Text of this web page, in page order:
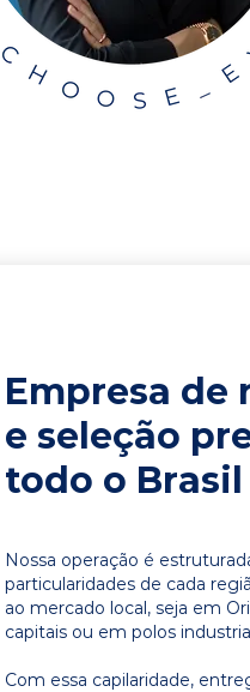
Empresa
e seleção
todo o Brasil
Nossa operação é
particularidades de cada
ao mercado local, seja em
capitais ou em polos
Com essa capilaridade,